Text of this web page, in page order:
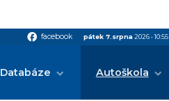
facebook facebook pátek 7.srpna 2026•10:55
Databáze Autoškola